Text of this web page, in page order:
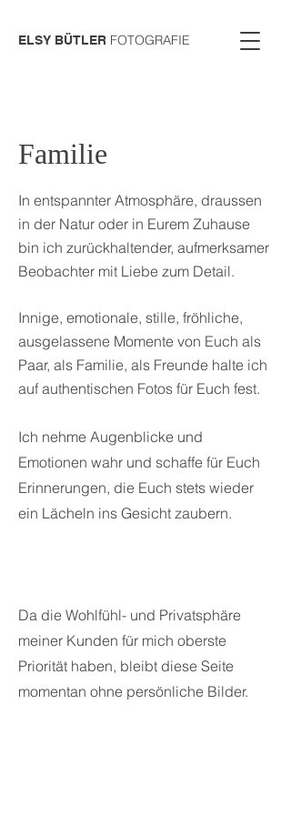
ELSY BÜTLER FOTOGRAFIE
Familie
In entspannter Atmosphäre, draussen
in der Natur oder in Eurem Zuhause
bin ich zurückhaltender, aufmerksamer
Beobachter mit Liebe zum Detail.
Innige, emotionale, stille, fröhliche,
ausgelassene Momente von Euch als
Paar, als Familie, als Freunde halte ich
auf authentischen Fotos für Euch fest.
Ich nehme Augenblicke und
Emotionen wahr und schaffe für Euch
Erinnerungen, die Euch stets wieder
ein Lächeln ins Gesicht zaubern.
Da die Wohlfühl- und Privatsphäre
meiner Kunden für mich oberste
Priorität haben, bleibt diese Seite
momentan ohne persönliche Bilder.